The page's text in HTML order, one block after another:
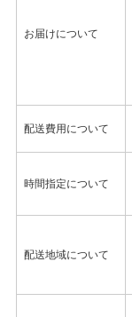
お届けについて
配送費用について
時間指定について
配送地域について